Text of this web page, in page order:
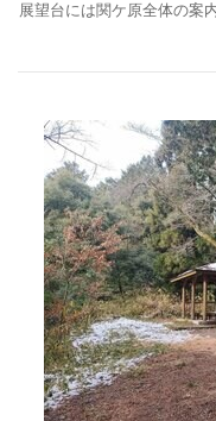
展望台には関ケ原全体の案